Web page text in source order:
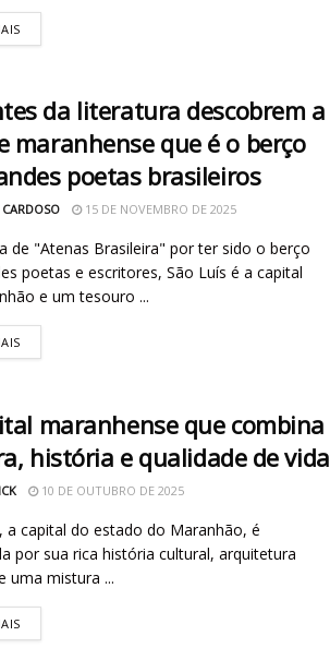
da literatura descobrem a
maranhense que é o berço
poetas brasileiros
15 DE NOVEMBRO DE 2025
de "Atenas Brasileira" por ter sido o berço
poetas e escritores, São Luís é a capital
e um tesouro ...
maranhense que combina
história e qualidade de vida
10 DE OUTUBRO DE 2025
a capital do estado do Maranhão, é
por sua rica história cultural, arquitetura
uma mistura ...